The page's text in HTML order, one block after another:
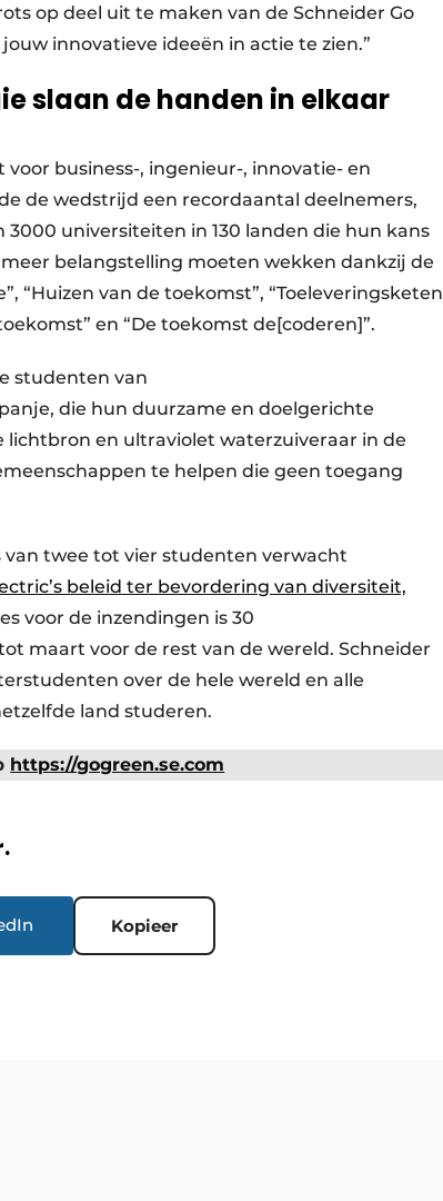
op deel uit te maken van de Schneider Go
innovatieve ideeën in actie te zien.”
slaan de handen in elkaar
business-, ingenieur-, innovatie- en
de wedstrijd een recordaantal deelnemers,
universiteiten in 130 landen die hun kans
belangstelling moeten wekken dankzij de
“Huizen van de toekomst”, “Toeleveringsketen
en “De toekomst de[coderen]”.
studenten van
die hun duurzame en doelgerichte
en ultraviolet waterzuiveraar in de
te helpen die geen toegang
twee tot vier studenten verwacht
beleid ter bevordering van diversiteit,
voor de inzendingen is 30
maart voor de rest van de wereld. Schneider
over de hele wereld en alle
land studeren.
https://gogreen.se.com
Kopieer